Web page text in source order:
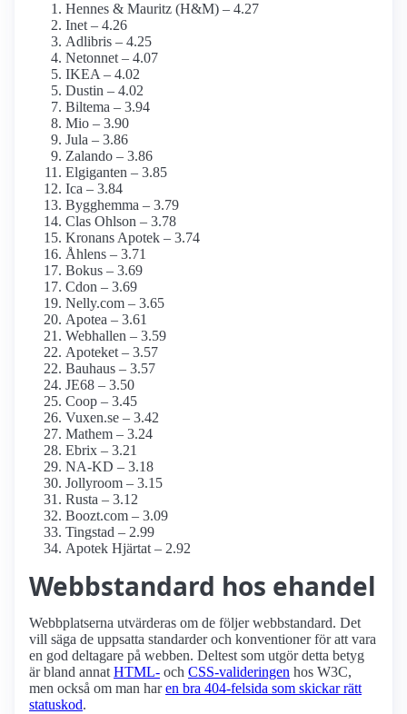
Hennes & Mauritz (H&M) – 4.27
Inet – 4.26
Adlibris – 4.25
Netonnet – 4.07
IKEA – 4.02
Dustin – 4.02
Biltema – 3.94
Mio – 3.90
Jula – 3.86
Zalando – 3.86
Elgiganten – 3.85
Ica – 3.84
Bygghemma – 3.79
Clas Ohlson – 3.78
Kronans Apotek – 3.74
Åhlens – 3.71
Bokus – 3.69
Cdon – 3.69
Nelly.com – 3.65
Apotea – 3.61
Webhallen – 3.59
Apoteket – 3.57
Bauhaus – 3.57
JE68 – 3.50
Coop – 3.45
Vuxen.se – 3.42
Mathem – 3.24
Ebrix – 3.21
NA-KD – 3.18
Jollyroom – 3.15
Rusta – 3.12
Boozt.com – 3.09
Tingstad – 2.99
Apotek Hjärtat – 2.92
Webbstandard hos ehandel
Webbplatserna utvärderas om de följer webbstandard. Det
vill säga de uppsatta standarder och konventioner för att vara
en god deltagare på webben. Deltest som utgör detta betyg
är bland annat HTML- och CSS-valideringen hos W3C,
men också om man haren bra 404-felsida som skickar rätt
statuskod.